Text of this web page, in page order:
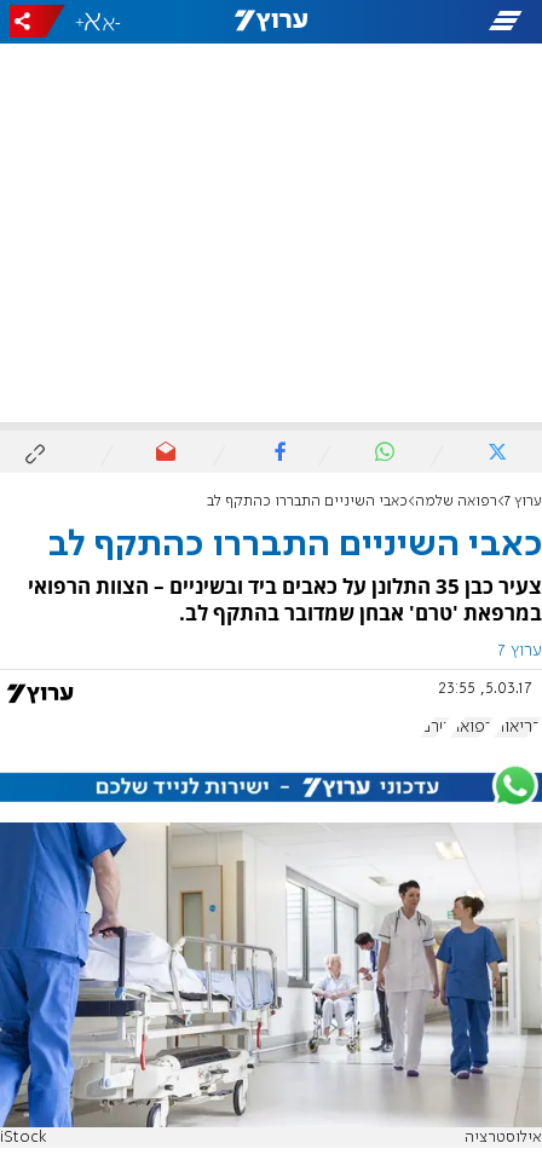
-
+
ערוץ 7 רפואה שלמה כאבי השיניים התבררו כהתקף לב
כאבי השיניים התבררו כהתקף לב
צעיר כבן 35 התלונן על כאבים ביד ובשיניים – הצוות הרפואי
במרפאת 'טרם' אבחן שמדובר בהתקף לב.
ערוץ 7
5.03.17, 23:55
בריאות רפואה טרם
אילוסטרציה iStock